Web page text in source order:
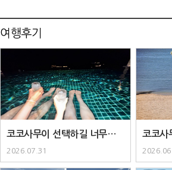
여행후기
코코사무이 선택하길 너무너무
잘한거같아요..
2026.07.31
코코사
패키지..